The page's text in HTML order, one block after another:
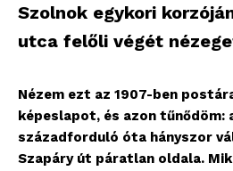
Szolnok egykori
utca felőli végét
Nézem ezt az 1907-ben
képeslapot, és azon tűnődöm:
századforduló óta hányszor
Szapáry út páratlan oldala.